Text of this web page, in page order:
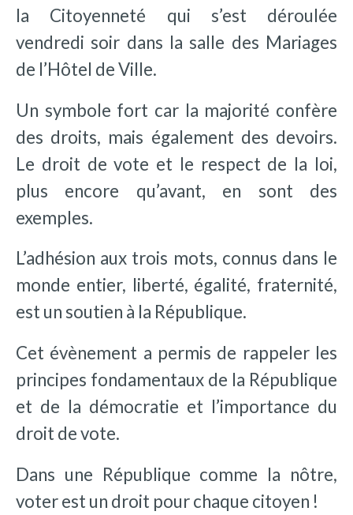
la Citoyenneté qui s’est déroulée
vendredi soir dans la salle des Mariages
de l’Hôtel de Ville.
Un symbole fort car la majorité confère
des droits, mais également des devoirs.
Le droit de vote et le respect de la loi,
plus encore qu’avant, en sont des
exemples.
L’adhésion aux trois mots, connus dans le
monde entier, liberté, égalité, fraternité,
est un soutien à la République.
Cet évènement a permis de rappeler les
principes fondamentaux de la République
et de la démocratie et l’importance du
droit de vote.
Dans une République comme la nôtre,
voter est un droit pour chaque citoyen !